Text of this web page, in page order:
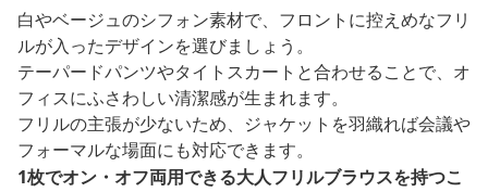
白やベージュのシフォン素材で、フロントに控えめなフリ
ルが入ったデザインを選びましょう。
テーパードパンツやタイトスカートと合わせることで、オ
フィスにふさわしい清潔感が生まれます。
フリルの主張が少ないため、ジャケットを羽織れば会議や
フォーマルな場面にも対応できます。
1枚でオン・オフ両用できる大人フリルブラウスを持つこ